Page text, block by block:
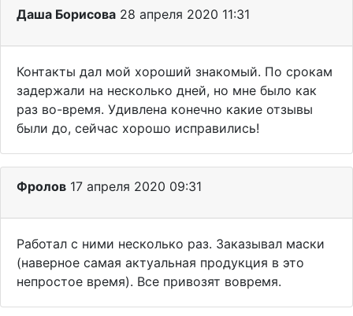
Даша Борисова 28 апреля 2020 11:31
Контакты дал мой хороший знакомый. По срокам
задержали на несколько дней, но мне было как
раз во-время. Удивлена конечно какие отзывы
были до, сейчас хорошо исправились!
Фролов 17 апреля 2020 09:31
Работал с ними несколько раз. Заказывал маски
(наверное самая актуальная продукция в это
непростое время). Все привозят вовремя.